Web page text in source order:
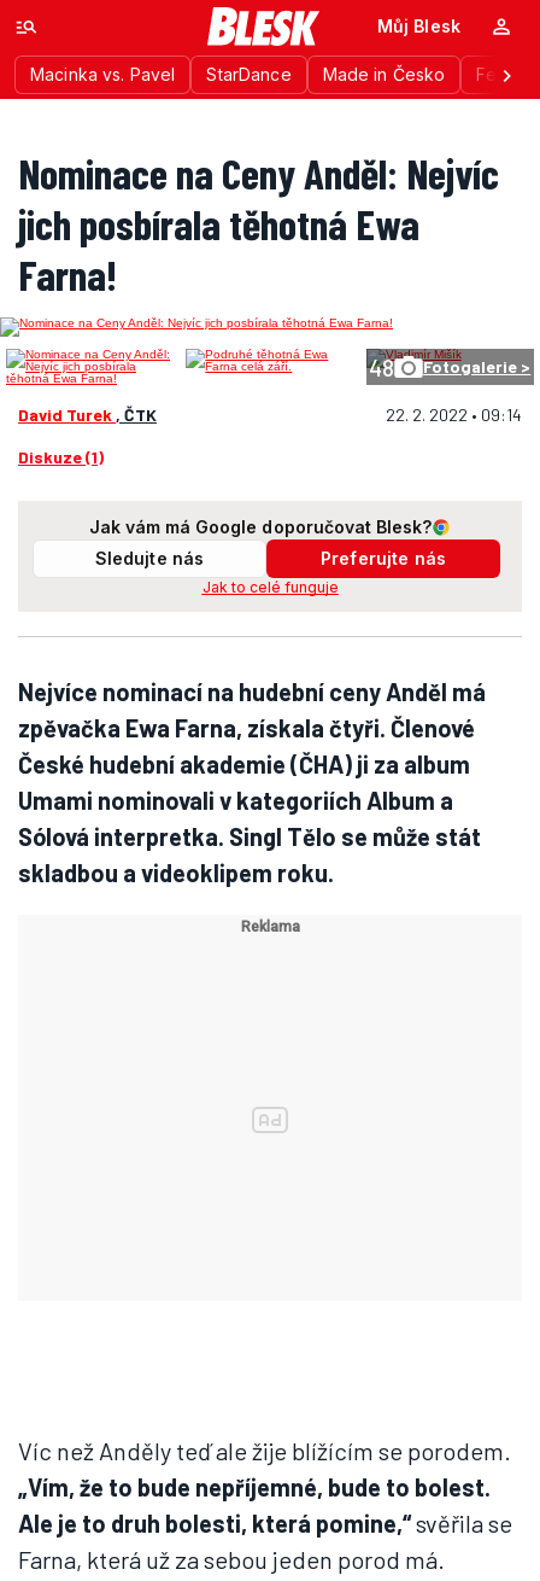
Macinka vs. Pavel StarDance Made in Česko
Můj Blesk
Nominace na Ceny Anděl: Nejvíc
jich posbírala těhotná Ewa
Farna!
48 Fotogalerie >
David Turek , ČTK 22. 2. 2022 • 09:14
Diskuze (1)
Jak vám má Google doporučovat Blesk?
Sledujte nás
Preferujte nás
Jak to celé funguje
Nejvíce nominací na hudební ceny Anděl má
zpěvačka Ewa Farna, získala čtyři. Členové
České hudební akademie (ČHA) ji za album
Umami nominovali v kategoriích Album a
Sólová interpretka. Singl Tělo se může stát
skladbou a videoklipem roku.
Víc než Anděly teď ale žije blížícím se porodem.
„Vím, že to bude nepříjemné, bude to bolest.
Ale je to druh bolesti, která pomine,“svěřila se
Farna, která už za sebou jeden porod má.